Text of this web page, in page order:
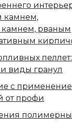
камнем,
рваным
пеллет:
виды гранул
с
от профи